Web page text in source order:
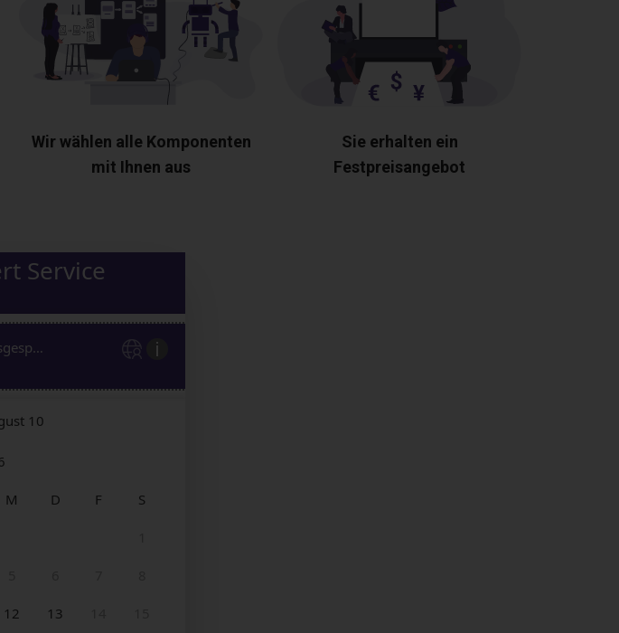
Wir wählen alle Komponenten
mit Ihnen aus
Sie erhalten ein
Festpreisangebot